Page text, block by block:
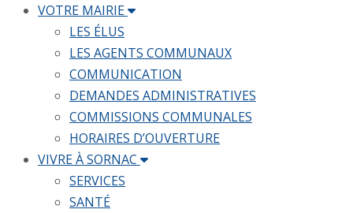
VOTRE MAIRIE
LES ÉLUS
LES AGENTS COMMUNAUX
COMMUNICATION
DEMANDES ADMINISTRATIVES
COMMISSIONS COMMUNALES
HORAIRES D’OUVERTURE
VIVRE À SORNAC
SERVICES
SANTÉ